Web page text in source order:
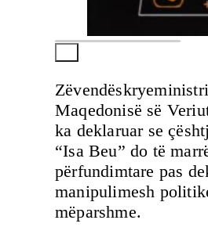
Maqedonisë së
ka deklaruar se
“Isa Beu” do të
përfundimtare pas
manipulimesh
mëparshme.